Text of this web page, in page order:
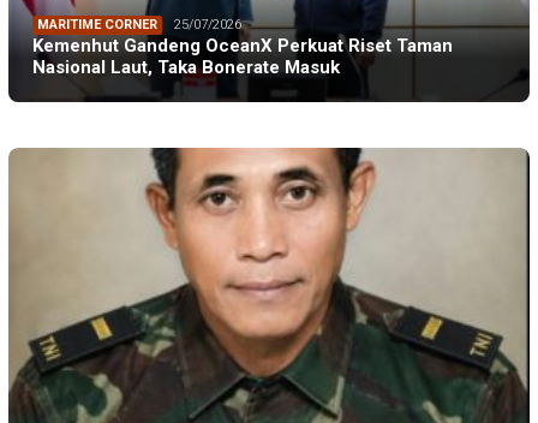
MARITIME CORNER 25/07/2026
Kemenhut Gandeng OceanX Perkuat Riset Taman
Nasional Laut, Taka Bonerate Masuk